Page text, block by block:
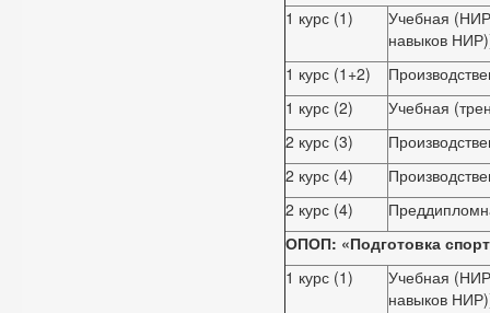
1 курс (1)
Учебная
навыков
1 курс (1+2)
1 курс (2)
Учебная
2 курс (3)
2 курс (4)
2 курс (4)
ОПОП: «Подготовка
1 курс (1)
Учебная
навыков